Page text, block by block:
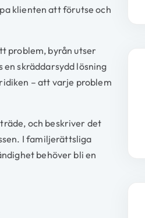
klienten att förutse och
problem, byrån utser
skräddarsydd lösning
– att varje problem
och beskriver det
I familjerättsliga
behöver bli en